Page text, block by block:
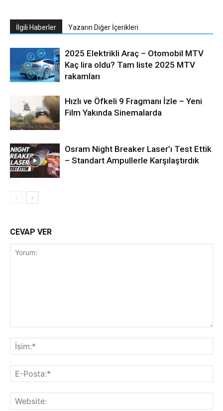
İlgili Haberler Yazarın Diğer İçerikleri
2025 Elektrikli Araç – Otomobil MTV
Kaç lira oldu? Tam liste 2025 MTV
rakamları
Hızlı ve Öfkeli 9 Fragmanı İzle – Yeni
Film Yakında Sinemalarda
Osram Night Breaker Laser’ı Test Ettik
– Standart Ampullerle Karşılaştırdık
CEVAP VER